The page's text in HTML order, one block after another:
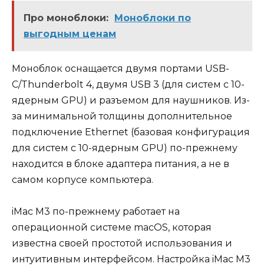
Про моноблоки: Моноблоки по
выгодным ценам
Моноблок оснащается двумя портами USB-
C/Thunderbolt 4, двумя USB 3 (для систем с 10-
ядерным GPU) и разъемом для наушников. Из-
за минимальной толщины дополнительное
подключение Ethernet (базовая конфигурация
для систем с 10-ядерным GPU) по-прежнему
находится в блоке адаптера питания, а не в
самом корпусе компьютера.
iMac M3 по-прежнему работает на
операционной системе macOS, которая
известна своей простотой использования и
интуитивным интерфейсом. Настройка iMac M3